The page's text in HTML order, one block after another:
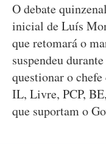
O debate
inicial de Luís
que retomará o
suspendeu
questionar o
IL, Livre, PCP,
que suportam o